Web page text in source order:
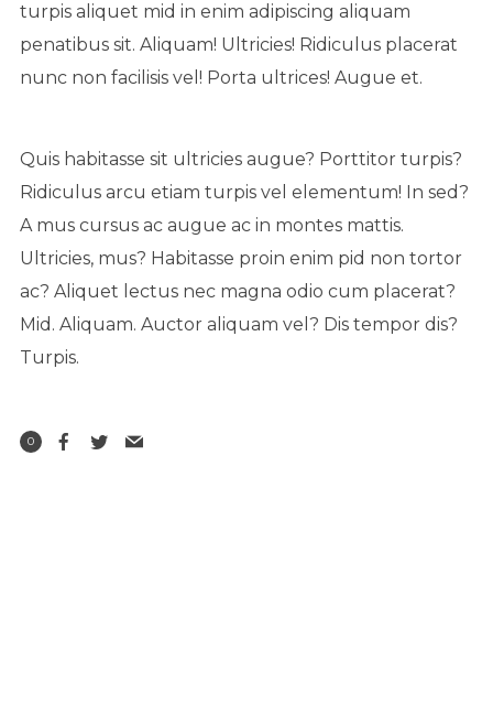
turpis aliquet mid in enim adipiscing aliquam
penatibus sit. Aliquam! Ultricies! Ridiculus placerat
nunc non facilisis vel! Porta ultrices! Augue et.
Quis habitasse sit ultricies augue? Porttitor turpis?
Ridiculus arcu etiam turpis vel elementum! In sed?
A mus cursus ac augue ac in montes mattis.
Ultricies, mus? Habitasse proin enim pid non tortor
ac? Aliquet lectus nec magna odio cum placerat?
Mid. Aliquam. Auctor aliquam vel? Dis tempor dis?
Turpis.
0